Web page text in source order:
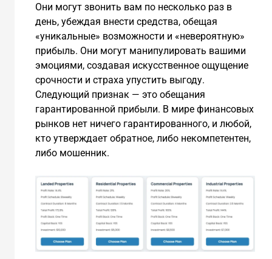
Они могут звонить вам по несколько раз в
день, убеждая внести средства, обещая
«уникальные» возможности и «невероятную»
прибыль. Они могут манипулировать вашими
эмоциями, создавая искусственное ощущение
срочности и страха упустить выгоду.
Следующий признак — это обещания
гарантированной прибыли. В мире финансовых
рынков нет ничего гарантированного, и любой,
кто утверждает обратное, либо некомпетентен,
либо мошенник.